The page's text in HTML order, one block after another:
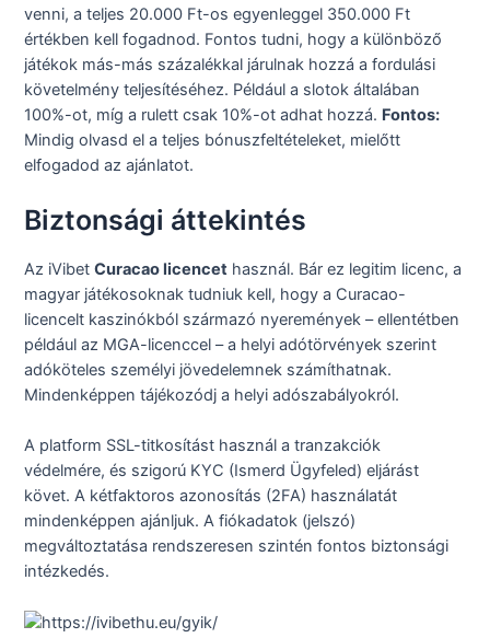
venni, a teljes 20.000 Ft-os egyenleggel 350.000 Ft
értékben kell fogadnod. Fontos tudni, hogy a különböző
játékok más-más százalékkal járulnak hozzá a fordulási
követelmény teljesítéséhez. Például a slotok általában
100%-ot, míg a rulett csak 10%-ot adhat hozzá. Fontos:
Mindig olvasd el a teljes bónuszfeltételeket, mielőtt
elfogadod az ajánlatot.
Biztonsági áttekintés
Az iVibetCuracao licencet használ. Bár ez legitim licenc, a
magyar játékosoknak tudniuk kell, hogy a Curacao-
licencelt kaszinókból származó nyeremények – ellentétben
például az MGA-licenccel – a helyi adótörvények szerint
adóköteles személyi jövedelemnek számíthatnak.
Mindenképpen tájékozódj a helyi adószabályokról.
A platform SSL-titkosítást használ a tranzakciók
védelmére, és szigorú KYC (Ismerd Ügyfeled) eljárást
követ. A kétfaktoros azonosítás (2FA) használatát
mindenképpen ajánljuk. A fiókadatok (jelszó)
megváltoztatása rendszeresen szintén fontos biztonsági
intézkedés.